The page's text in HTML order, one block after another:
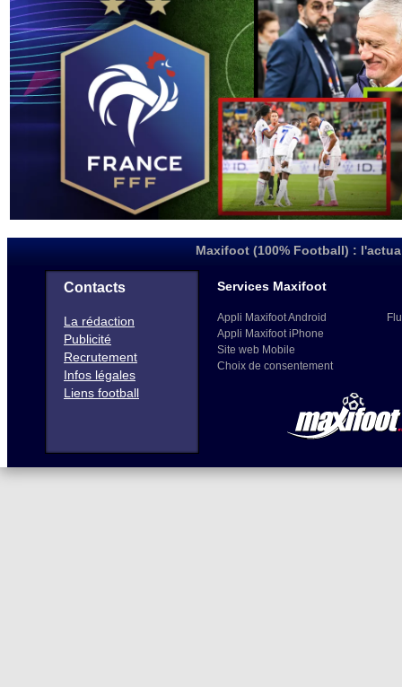
Maxifoot (100% Football) :
Contacts
La rédaction
Publicité
Recrutement
Infos légales
Liens football
Services Maxifoot
Appli Maxifoot Android
Appli Maxifoot iPhone
Site web Mobile
Choix de consentement